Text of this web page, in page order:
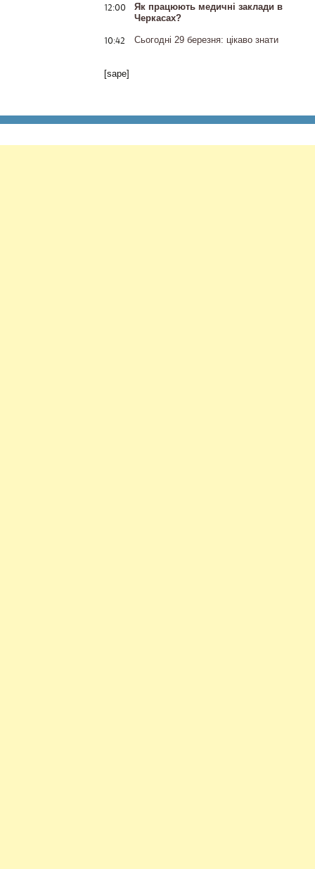
12:00
Як працюють медичні заклади в
Черкасах?
10:42 Сьогодні 29 березня: цікаво знати
[sape]